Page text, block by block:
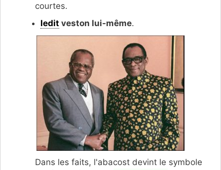
courtes.
ledit veston lui-même.
Dans les faits, l'abacost devint le symbole